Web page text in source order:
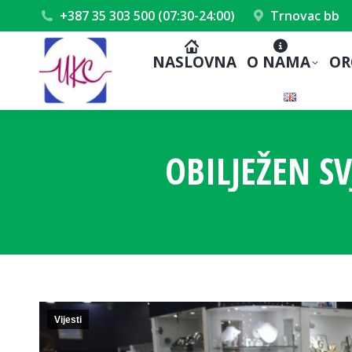
+387 35 303 500 (07:30-24:00) Trnovac bb
NASLOVNA O NAMA
OBILJEŽEN
Vijesti